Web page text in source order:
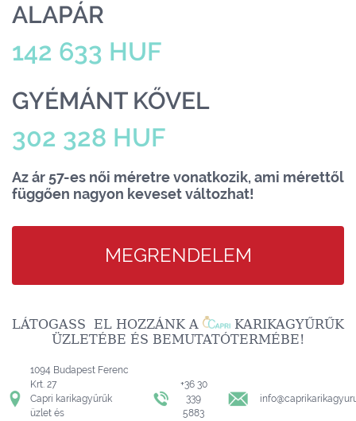
ALAPÁR
142 633 HUF
GYÉMÁNT KŐVEL
302 328 HUF
Az ár 57-es női méretre vonatkozik, ami mérettől
függően nagyon keveset változhat!
MEGRENDELEM
LÁTOGASS EL HOZZÁNK A
KARIKAGYŰRŰK
ÜZLETÉBE ÉS BEMUTATÓTERMÉBE!
1094 Budapest Ferenc
Krt. 27
Capri karikagyűrűk
üzlet és
+36 30
339
5883